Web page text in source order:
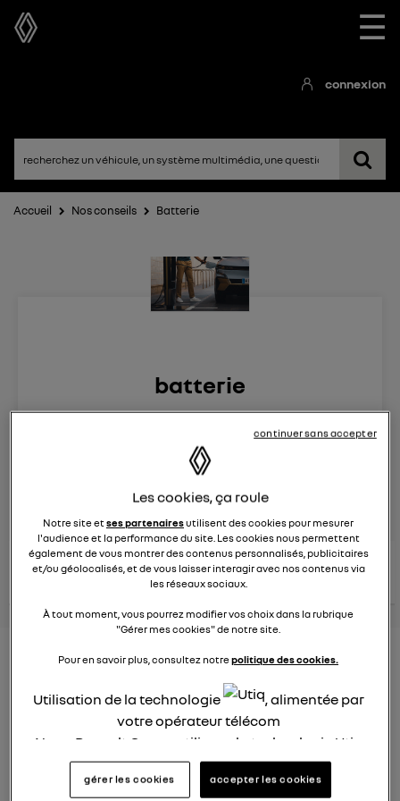
☰
connexion
Accueil Nos conseils Batterie
batterie
16:30
Véhicules
posez une question
conseils Renault
consultez les
conseils
similaires
voir tous les
Aides aux frais installation d'une
borne de recharge
17:24
Existe t-il des aides pour faire installer une borne de
recharge à domicile ?
Les cookies, ça roule
Notre site etses partenairesutilisent des cookies pour mesurer
l'audience et la performance du site. Les cookies nous permettent
également de vous montrer des contenus personnalisés, publicitaires
et/ou géolocalisés, et de vous laisser interagir avec nos contenus via
les réseaux sociaux.
À tout moment, vous pourrez modifier vos choix dans la rubrique
"Gérer mes cookies" de notre site.
Pour en savoir plus, consultez notrepolitique des cookies.
Utilisation de la technologie
, alimentée par
votre opérateur télécom
Nous, Renault Group, utilisons la technologie Utiq
pour nos activités digitales (telles que décrites
dans cette notice de consentement) et liées à
gérer les cookies accepter les cookies
continuer sans accepter